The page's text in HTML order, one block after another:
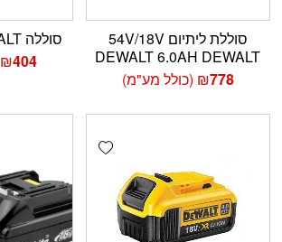
סוללת ליתיום 54V/18V
DEWALT 6.0AH DEWALT
₪778 (כולל מע"מ)
סוללה 20V 5AH DEWALT
₪404
Add wishlist